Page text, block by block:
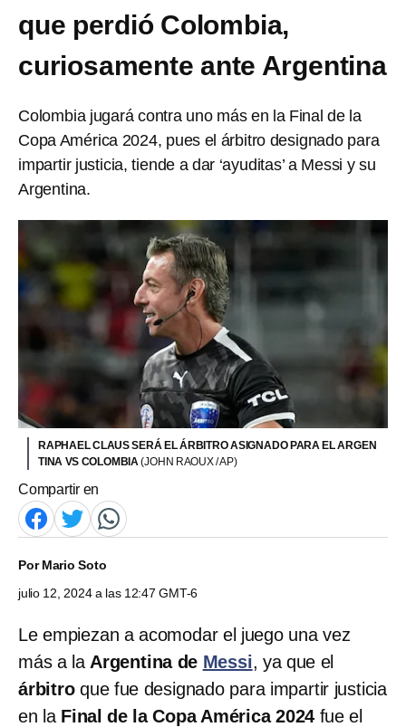
que perdió Colombia,
curiosamente ante Argentina
Colombia jugará contra uno más en la Final de la
Copa América 2024, pues el árbitro designado para
impartir justicia, tiende a dar ‘ayuditas’ a Messi y su
Argentina.
RAPHAEL CLAUS SERÁ EL ÁRBITRO ASIGNADO PARA EL ARGEN
TINA VS COLOMBIA(JOHN RAOUX / AP)
Compartir en
PorMario Soto
julio 12, 2024 a las 12:47 GMT-6
Le empiezan a acomodar el juego una vez
más a la Argentina de Messi, ya que el
árbitroque fue designado para impartir justicia
en la Final de la Copa América 2024 fue el